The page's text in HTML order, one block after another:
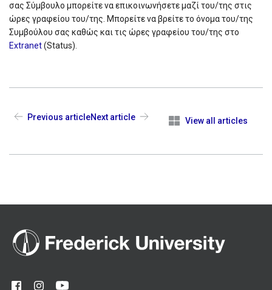
σας Σύμβουλο μπορείτε να επικοινωνήσετε μαζί του/της στις
ώρες γραφείου του/της. Μπορείτε να βρείτε το όνομα του/της
Συμβούλου σας καθώς και τις ώρες γραφείου του/της στο
Extranet(Status).
Previous article View all articles
Next article